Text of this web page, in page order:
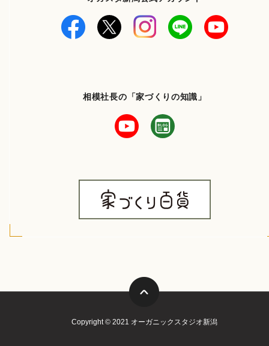
相模社長の「家づくりの知識」
Copyright © 2021 オーガニックスタジオ新潟